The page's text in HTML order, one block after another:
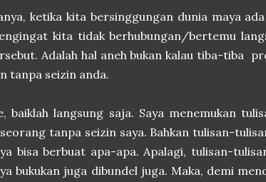
ketika kita bersinggungan dunia maya
kita tidak berhubungan/bertemu
Adalah hal aneh bukan kalau tiba-tiba
tanpa seizin anda.
baiklah langsung saja. Saya menemukan
tanpa seizin saya. Bahkan tulisan-
bisa berbuat apa-apa. Apalagi, tulisan-
bukukan juga dibundel juga. Maka, demi